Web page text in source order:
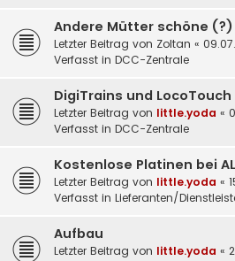
Andere Mütter schöne
Letzter Beitrag von Zoltan «
Verfasst in DCC-Zentrale
DigiTrains und LocoTouch
Letzter Beitrag von little.yoda «
Verfasst in DCC-Zentrale
Kostenlose Platinen bei
Letzter Beitrag von little.yoda «
Verfasst in Lieferanten/
Aufbau
Letzter Beitrag von little.yoda «